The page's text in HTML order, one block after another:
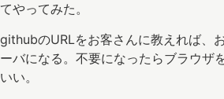
てやってみた。
githubのURLをお客さんに教えれば、
ーバになる。不要になったらブラウザ
いい。